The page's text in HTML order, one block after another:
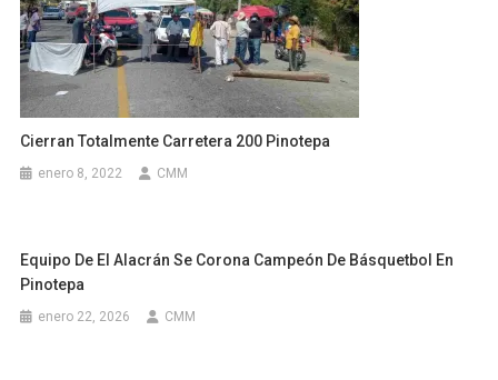
Cierran Totalmente Carretera 200 Pinotepa
enero 8, 2022 CMM
Equipo De El Alacrán Se Corona Campeón De Básquetbol En
Pinotepa
enero 22, 2026 CMM